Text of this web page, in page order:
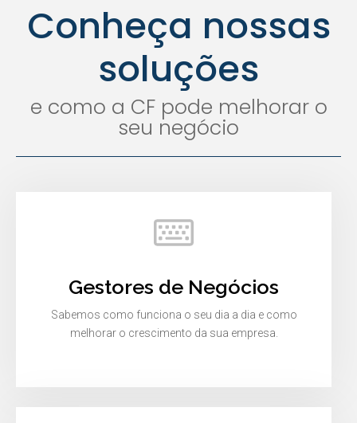
Conheça nossas
soluções
e como a CF pode melhorar o
seu negócio
Gestores de Negócios
Sabemos como funciona o seu dia a dia e como
melhorar o crescimento da sua empresa.